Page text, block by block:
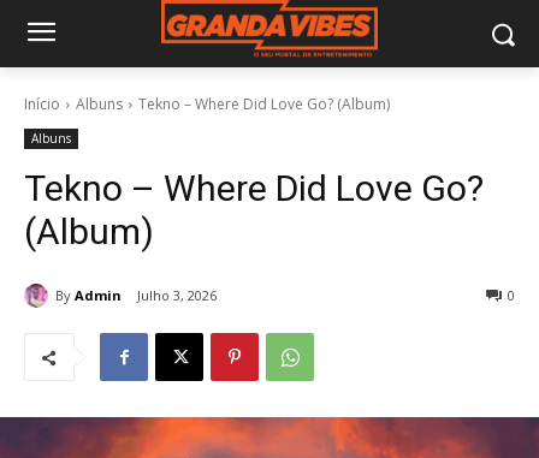
Início Albuns Tekno – Where Did Love Go? (Album)
Albuns
Tekno – Where Did Love Go?
(Album)
By Admin Julho 3, 2026 0